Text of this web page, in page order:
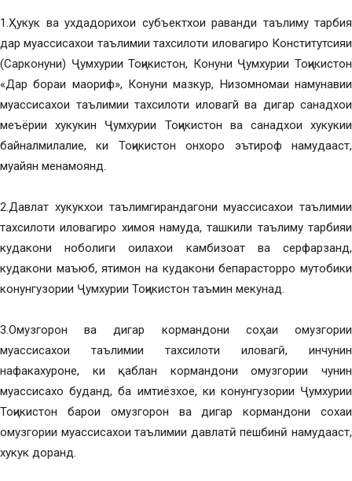
1.Ҳукук ва ухдадорихои субъектхои раванди таълиму тарбия
дар муассисахои таълимии тахсилоти иловагиро Конститутсияи
(Сарконуни) Ҷумхурии Тоҷикистон, Конуни Ҷумхурии Тоҷикистон
«Дар бораи маориф», Конуни мазкур, Низомномаи намунавии
муассисахои таълимии тахсилоти иловагй ва дигар санадхои
меъёрии хукукин Ҷумхурии Тоҷикистон ва санадхои хукукии
байналмилалие, ки Тоҷикистон онхоро эътироф намудааст,
муайян менамоянд.
2.Давлат хукукхои таълимгирандагони муассисахои таълимии
тахсилоти иловагиро химоя намуда, ташкили таълиму тарбияи
кудакони ноболиги оилахои камбизоат ва серфарзанд,
кудакони маъюб, ятимон на кудакони бепарасторро мутобики
конунгузории Ҷумхурии Тоҷикистон таъмин мекунад.
3.Омузгорон ва дигар кормандони соҳаи омузгории
муассисахои таълимии тахсилоти иловагӣ, инчунин
нафакахуроне, ки қаблан кормандони омузгории чунин
муассисахо буданд, ба имтиёзхое, ки конунгузории Ҷумхурии
Тоҷикистон барои омузгорон ва дигар кормандони сохаи
омузгории муассисахои таълимии давлатӣ пешбинӣ намудааст,
хукук доранд.